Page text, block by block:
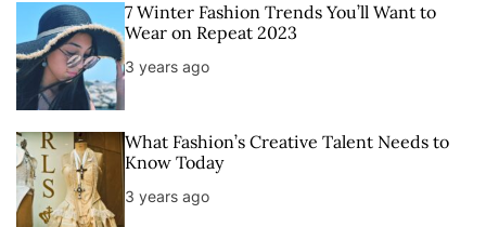
7 Winter Fashion Trends You’ll Want to
Wear on Repeat 2023
3 years ago
What Fashion’s Creative Talent Needs to
Know Today
3 years ago